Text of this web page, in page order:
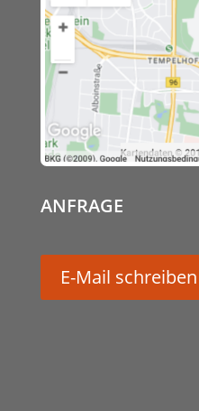
ANFRAGE
E-Mail schreiben